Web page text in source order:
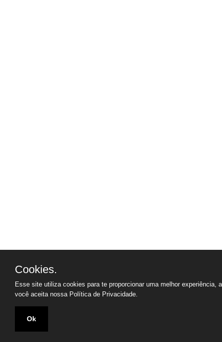
Cookies.
Esse site utiliza cookies para te proporcionar uma melhor experiência,
você aceita nossa Política de Privacidade.
Ok